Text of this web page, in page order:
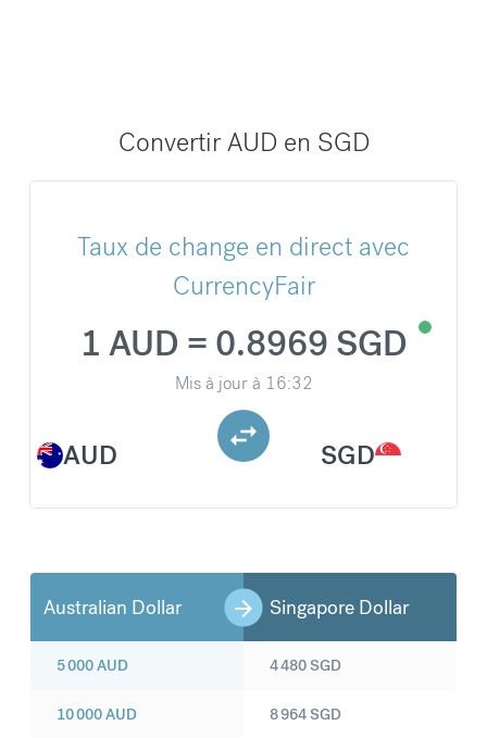
Convertir AUD en SGD
Taux de change en direct avec
CurrencyFair
AUD
1 AUD = 0.8969 SGD
Mis à jour à 16:32
SGD
Australian Dollar Singapore Dollar
5 000AUD
10 000AUD
4 480SGD
8 964SGD